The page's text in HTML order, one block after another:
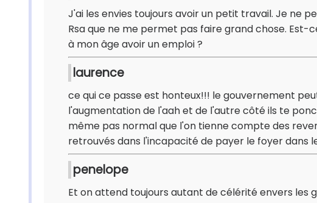
J'ai les envies toujours avoir un petit travail. Je ne
Rsa que ne me permet pas faire grand chose. Est-
à mon âge avoir un emploi ?
laurence
ce qui ce passe est honteux!!! le gouvernement
l'augmentation de l'aah et de l'autre côté ils te
même pas normal que l'on tienne compte des
retrouvés dans l'incapacité de payer le foyer dans
penelope
Et on attend toujours autant de célérité envers les